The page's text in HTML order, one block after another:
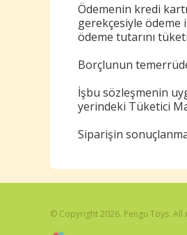
Ödemenin kredi
gerekçesiyle ödeme
ödeme tutarını
Borçlunun
İşbu sözleşmenin
yerindeki Tüketici
Siparişin
© Copyright 2026. Pengu Toys. All